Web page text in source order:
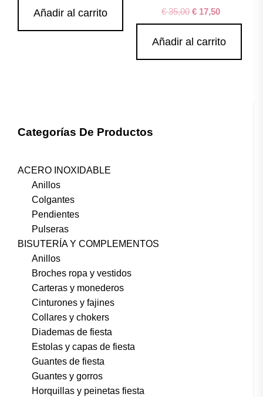
Añadir al carrito €35,00 €17,50
Añadir al carrito
Categorías De Productos
ACERO INOXIDABLE
Anillos
Colgantes
Pendientes
Pulseras
BISUTERÍA Y COMPLEMENTOS
Anillos
Broches ropa y vestidos
Carteras y monederos
Cinturones y fajines
Collares y chokers
Diademas de fiesta
Estolas y capas de fiesta
Guantes de fiesta
Guantes y gorros
Horquillas y peinetas fiesta